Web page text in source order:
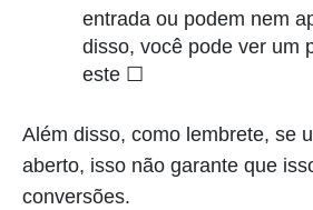
entrada ou podem nem
disso, você pode ver um
este ☐
Além disso, como lembrete, se
aberto, isso não garante que
conversões.